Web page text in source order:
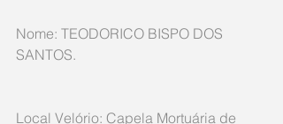
Nome: TEODORICO BISPO DOS
SANTOS.
Local Velório: Capela Mortuária de